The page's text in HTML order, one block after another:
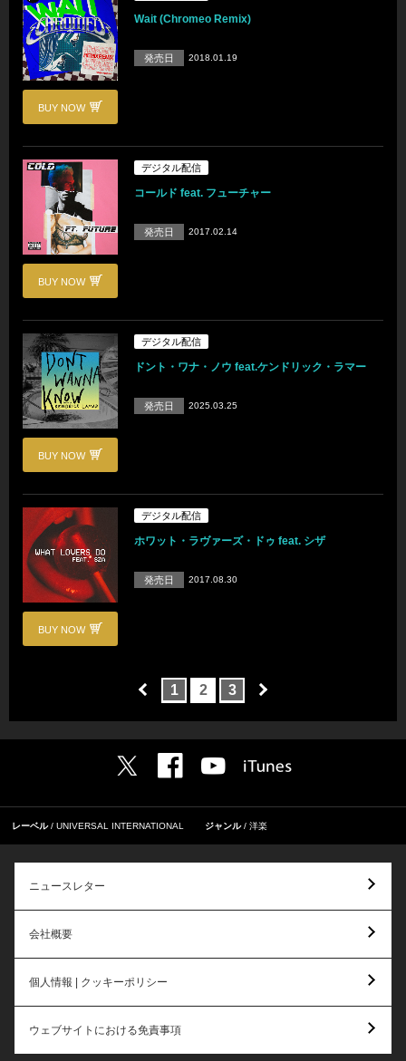
BUY NOW
Wait (Chromeo Remix)
発売日 2018.01.19
BUY NOW
デジタル配信
コールド feat. フューチャー
発売日 2017.02.14
BUY NOW
デジタル配信
ドント・ワナ・ノウ feat.ケンドリック・ラマー
発売日 2025.03.25
BUY NOW
デジタル配信
ホワット・ラヴァーズ・ドゥ feat. シザ
発売日 2017.08.30
1 2 3
レーベル UNIVERSAL INTERNATIONAL ジャンル 洋楽
ニュースレター
会社概要
個人情報 | クッキーポリシー
ウェブサイトにおける免責事項